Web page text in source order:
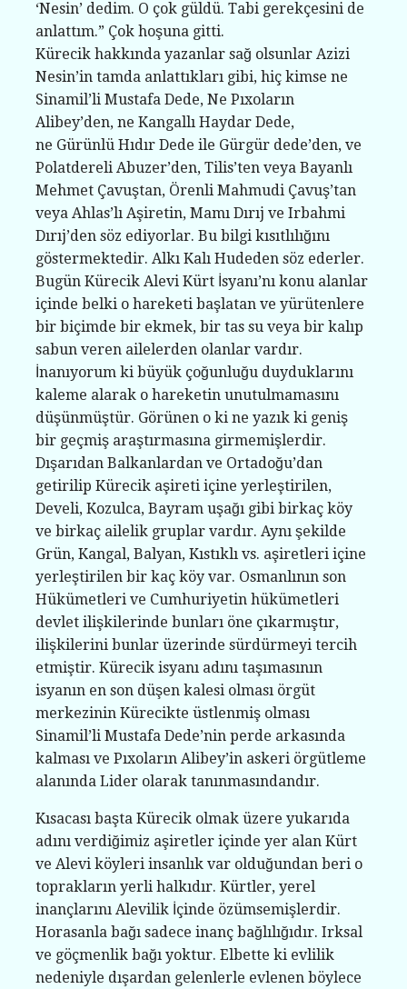
‘Nesin’ dedim. O çok güldü. Tabi gerekçesini de
anlattım.” Çok hoşuna gitti.
Kürecik hakkında yazanlar sağ olsunlar Azizi
Nesin’in tamda anlattıkları gibi, hiç kimse ne
Sinamil’li Mustafa Dede, Ne Pıxoların
Alibey’den, ne Kangallı Haydar Dede,
ne Gürünlü Hıdır Dede ile Gürgür dede’den, ve
Polatdereli Abuzer’den, Tilis’ten veya Bayanlı
Mehmet Çavuştan, Örenli Mahmudi Çavuş’tan
veya Ahlas’lı Aşiretin, Mamı Dırıj ve Irbahmi
Dırıj’den söz ediyorlar. Bu bilgi kısıtlılığını
göstermektedir. Alkı Kalı Hudeden söz ederler.
Bugün Kürecik Alevi Kürt İsyanı’nı konu alanlar
içinde belki o hareketi başlatan ve yürütenlere
bir biçimde bir ekmek, bir tas su veya bir kalıp
sabun veren ailelerden olanlar vardır.
İnanıyorum ki büyük çoğunluğu duyduklarını
kaleme alarak o hareketin unutulmamasını
düşünmüştür. Görünen o ki ne yazık ki geniş
bir geçmiş araştırmasına girmemişlerdir.
Dışarıdan Balkanlardan ve Ortadoğu’dan
getirilip Kürecik aşireti içine yerleştirilen,
Develi, Kozulca, Bayram uşağı gibi birkaç köy
ve birkaç ailelik gruplar vardır. Aynı şekilde
Grün, Kangal, Balyan, Kıstıklı vs. aşiretleri içine
yerleştirilen bir kaç köy var. Osmanlının son
Hükümetleri ve Cumhuriyetin hükümetleri
devlet ilişkilerinde bunları öne çıkarmıştır,
ilişkilerini bunlar üzerinde sürdürmeyi tercih
etmiştir. Kürecik isyanı adını taşımasının
isyanın en son düşen kalesi olması örgüt
merkezinin Kürecikte üstlenmiş olması
Sinamil’li Mustafa Dede’nin perde arkasında
kalması ve Pıxoların Alibey’in askeri örgütleme
alanında Lider olarak tanınmasındandır.
Kısacası başta Kürecik olmak üzere yukarıda
adını verdiğimiz aşiretler içinde yer alan Kürt
ve Alevi köyleri insanlık var olduğundan beri o
toprakların yerli halkıdır. Kürtler, yerel
inançlarını Alevilik İçinde özümsemişlerdir.
Horasanla bağı sadece inanç bağlılığıdır. Irksal
ve göçmenlik bağı yoktur. Elbette ki evlilik
nedeniyle dışardan gelenlerle evlenen böylece